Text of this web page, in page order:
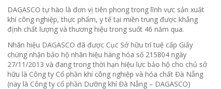
DAGASCO tự hào là đơn vị tiên phong trong lĩnh vực sản xuất
khí công nghiệp, thực phẩm, y tế tại miền trung được khẳng
định chất lượng và thương hiệu trong suốt 46 năm qua.
Nhãn hiệu DAGASCO đã được Cục Sở hữu trí tuệ cấp Giấy
chứng nhận bảo hộ nhãn hiệu hàng hóa số 215804 ngày
27/11/2013 và đang trong thời hạn hiệu lực bảo hộ cho chủ sở
hữu là Công ty Cổ phần khí công nghiệp và hóa chất Đà Nẵng
(nay là Công ty cổ phần Dưỡng khí Đà Nẵng – DAGASCO)